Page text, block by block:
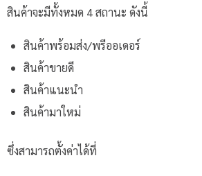
สินค้าจะมีทั้งหมด 4 สถานะ ดังนี้
สินค้าพร้อมส่ง/พรีออเดอร์
สินค้าขายดี
สินค้าแนะนำ
สินค้ามาใหม่
ซึ่งสามารถตั้งค่าได้ที่